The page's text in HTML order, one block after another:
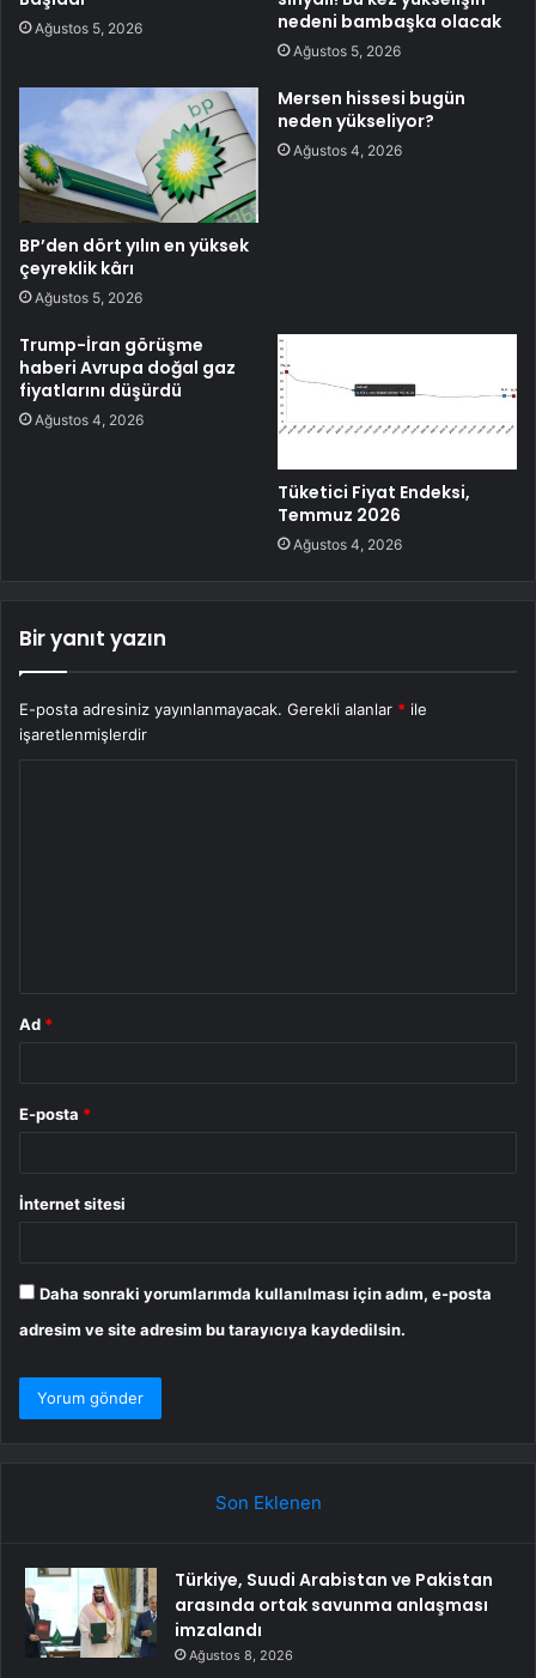
Ağustos 5, 2026
nedeni bambaşka olacak
Ağustos 5, 2026
BP’den dört yılın en yüksek
çeyreklik kârı
Ağustos 5, 2026
Mersen hissesi bugün
neden yükseliyor?
Ağustos 4, 2026
Trump-İran görüşme
haberi Avrupa doğal gaz
fiyatlarını düşürdü
Ağustos 4, 2026
Tüketici Fiyat Endeksi,
Temmuz 2026
Ağustos 4, 2026
Bir yanıt yazın
E-posta adresiniz yayınlanmayacak. Gerekli alanlar * ile
işaretlenmişlerdir
Ad *
E-posta *
İnternet sitesi
Daha sonraki yorumlarımda kullanılması için adım, e-posta
adresim ve site adresim bu tarayıcıya kaydedilsin.
Son Eklenen
Türkiye, Suudi Arabistan ve Pakistan
arasında ortak savunma anlaşması
imzalandı
Ağustos 8, 2026